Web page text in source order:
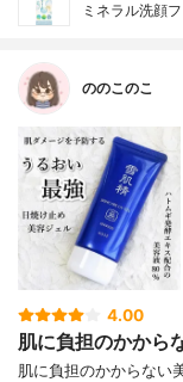
ミネラル洗顔
ののこのこ
4.00
肌に負担のかから
肌に負担のかからない